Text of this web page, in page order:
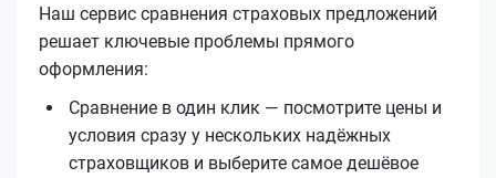
Наш сервис сравнения страховых предложений
решает ключевые проблемы прямого
оформления:
Сравнение в один клик — посмотрите цены и
условия сразу у нескольких надёжных
страховщиков и выберите самое дешёвое